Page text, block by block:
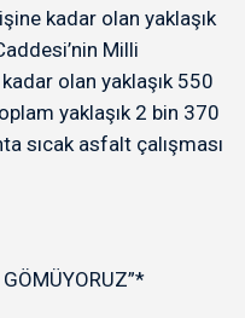
kadar olan yaklaşık
Milli
olan yaklaşık 550
yaklaşık 2 bin 370
sıcak asfalt çalışması